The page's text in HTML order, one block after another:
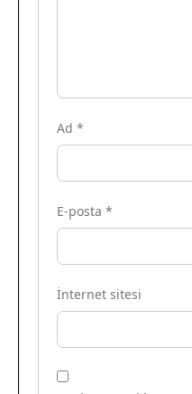
Ad *
E-posta *
İnternet sitesi